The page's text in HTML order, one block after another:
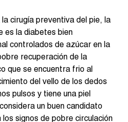
cirugía preventiva del pie, la
es la diabetes bien
controlados de azúcar en la
recuperación de la
que se encuentra frio al
del vello de los dedos
pulsos y tiene una piel
un buen candidato
signos de pobre circulación